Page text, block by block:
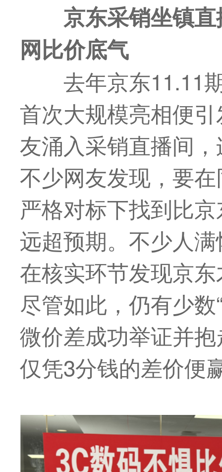
京东采销坐镇
网比价底气
去年京东11.11
首次大规模亮相便
友涌入采销直播间
不少网友发现，要
严格对标下找到比
远超预期。不少人
在核实环节发现京
尽管如此，仍有少
微价差成功举证并
仅凭3分钱的差价便